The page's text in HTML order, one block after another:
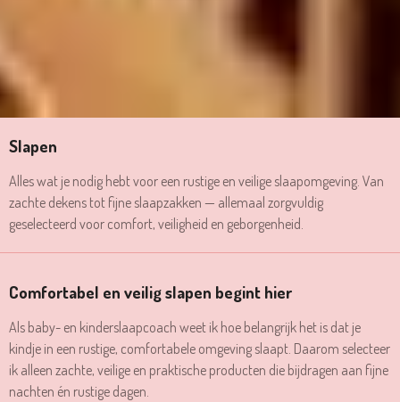
Slapen
Alles wat je nodig hebt voor een rustige en veilige slaapomgeving. Van
zachte dekens tot fijne slaapzakken — allemaal zorgvuldig
geselecteerd voor comfort, veiligheid en geborgenheid.
Comfortabel en veilig slapen begint hier
Als baby- en kinderslaapcoach weet ik hoe belangrijk het is dat je
kindje in een rustige, comfortabele omgeving slaapt. Daarom selecteer
ik alleen zachte, veilige en praktische producten die bijdragen aan fijne
nachten én rustige dagen.